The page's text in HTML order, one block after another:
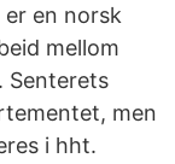
en norsk
mellom
Senterets
men
i hht.